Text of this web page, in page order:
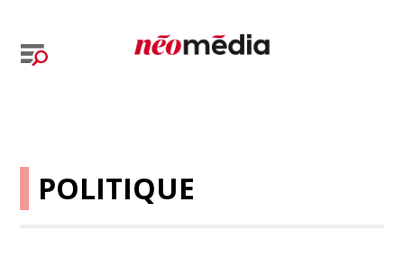
POLITIQUE